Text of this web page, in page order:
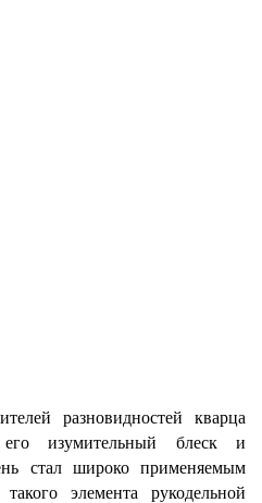
разновидностей кварца
его изумительный блеск и
стал широко применяемым
элемента рукодельной